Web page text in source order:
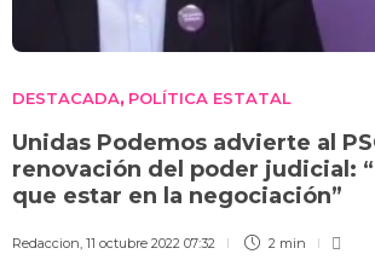
DESTACADA, POLÍTICA ESTATAL
Unidas Podemos advierte al
renovación del poder judicial:
que estar en la negociación”
Redaccion, 11 octubre 2022 07:32 2 min